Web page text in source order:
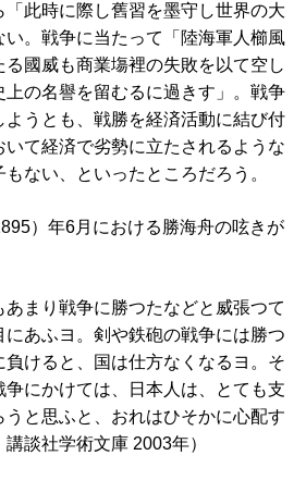
「此時に際し舊習を墨守し世界の大
。戦争に当たって「陸海軍人櫛風
國威も商業塲裡の失敗を以て空し
上の名譽を留むるに過きす」。戦争
ようとも、戦勝を経済活動に結び付
て経済で劣勢に立たされるような
ない、といったところだろう。
）年6月における勝海舟の呟きが
あまり戦争に勝つたなどと威張つて
にあふヨ。剣や鉄砲の戦争には勝つ
けると、国は仕方なくなるヨ。そ
争にかけては、日本人は、とても支
と思ふと、おれはひそかに心配す
談社学術文庫 2003年）